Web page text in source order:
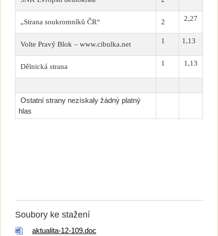
„Strana soukromníků ČR“ 2 2,27
Volte Pravý Blok – www.cibulka.net 1 1,13
Dělnická strana 1 1,13
Ostatní strany nezískaly žádný platný
hlas
Soubory ke stažení
aktualita-12-109.doc